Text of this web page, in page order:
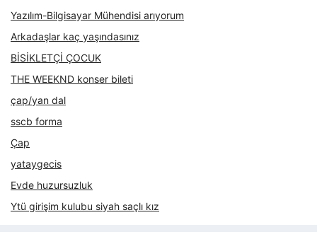
Yazılım-Bilgisayar Mühendisi arıyorum
Arkadaşlar kaç yaşındasınız
BİSİKLETÇİ ÇOCUK
THE WEEKND konser bileti
çap/yan dal
sscb forma
Çap
yataygecis
Evde huzursuzluk
Ytü girişim kulubu siyah saçlı kız